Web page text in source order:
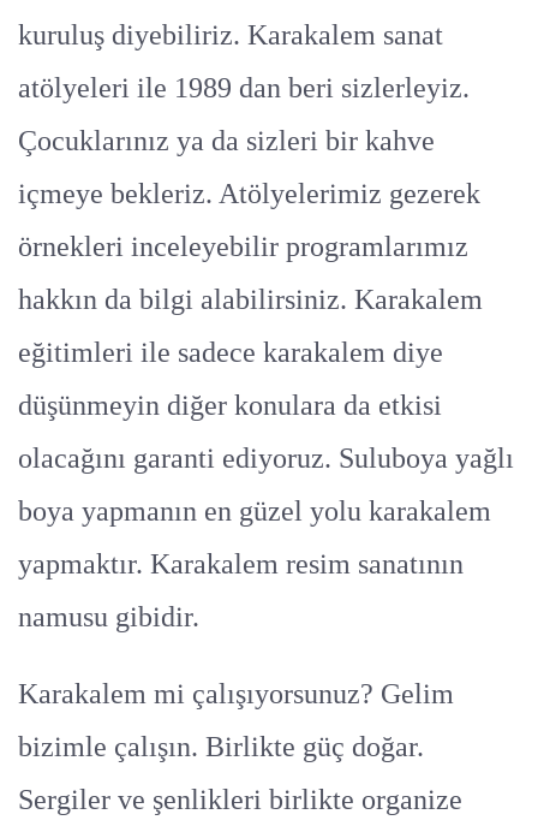
kuruluş diyebiliriz. Karakalem sanat
atölyeleri ile 1989 dan beri sizlerleyiz.
Çocuklarınız ya da sizleri bir kahve
içmeye bekleriz. Atölyelerimiz gezerek
örnekleri inceleyebilir programlarımız
hakkın da bilgi alabilirsiniz. Karakalem
eğitimleri ile sadece karakalem diye
düşünmeyin diğer konulara da etkisi
olacağını garanti ediyoruz. Suluboya yağlı
boya yapmanın en güzel yolu karakalem
yapmaktır. Karakalem resim sanatının
namusu gibidir.
Karakalem mi çalışıyorsunuz? Gelim
bizimle çalışın. Birlikte güç doğar.
Sergiler ve şenlikleri birlikte organize